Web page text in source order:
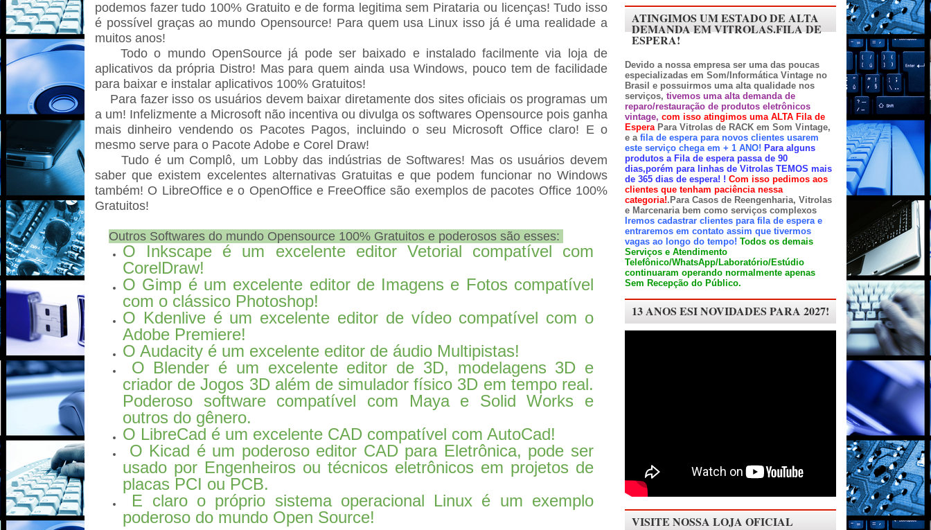
podemos fazer tudo 100% Gratuito e de forma legitima sem Pirataria ou licenças! Tudo isso
é possível graças ao mundo Opensource! Para quem usa Linux isso já é uma realidade a
muitos anos!
Todo o mundo OpenSource já pode ser baixado e instalado facilmente via loja de
aplicativos da própria Distro! Mas para quem ainda usa Windows, pouco tem de facilidade
para baixar e instalar aplicativos 100% Gratuitos!
Para fazer isso os usuários devem baixar diretamente dos sites oficiais os programas um
a um! Infelizmente a Microsoft não incentiva ou divulga os softwares Opensource pois ganha
mais dinheiro vendendo os Pacotes Pagos, incluindo o seu Microsoft Office claro! E o
mesmo serve para o Pacote Adobe e Corel Draw!
Tudo é um Complô, um Lobby das indústrias de Softwares! Mas os usuários devem
saber que existem excelentes alternativas Gratuitas e que podem funcionar no Windows
também! O LibreOffice e o OpenOffice e FreeOffice são exemplos de pacotes Office 100%
Gratuitos!
Outros Softwares do mundo Opensource 100% Gratuitos e poderosos são esses:
O Inkscape é um excelente editor Vetorial compatível com
CorelDraw!
O Gimp é um excelente editor de Imagens e Fotos compatível
com o clássico Photoshop!
O Kdenlive é um excelente editor de vídeo compatível com o
Adobe Premiere!
O Audacity é um excelente editor de áudio Multipistas!
O Blender é um excelente editor de 3D, modelagens 3D e
criador de Jogos 3D além de simulador físico 3D em tempo real.
Poderoso software compatível com Maya e Solid Works e
outros do gênero.
O LibreCad é um excelente CAD compatível com AutoCad!
O Kicad é um poderoso editor CAD para Eletrônica, pode ser
usado por Engenheiros ou técnicos eletrônicos em projetos de
placas PCI ou PCB.
E claro o próprio sistema operacional Linux é um exemplo
poderoso do mundo Open Source!
ATINGIMOS UM ESTADO DE ALTA
DEMANDA EM VITROLAS.FILA DE
ESPERA!
Devido a nossa empresa ser uma das poucas
especializadas em Som/Informática Vintage no
Brasil e possuirmos uma alta qualidade nos
serviços, tivemos uma alta demanda de
reparo/restauração de produtos eletrônicos
vintage, com isso atingimos uma ALTA Fila de
Espera Para Vitrolas de RACK em Som Vintage,
e afila de espera para novos clientes usarem
este serviço chega em + 1 ANO! Para alguns
produtos a Fila de espera passa de 90
dias,porém para linhas de Vitrolas TEMOS mais
de 365 dias de espera! ! Com isso pedimos aos
clientes que tenham paciência nessa
categoria!.Para Casos de Reengenharia, Vitrolas
e Marcenaria bem como serviços complexos
Iremos cadastrar clientes para fila de espera e
entraremos em contato assim que tivermos
vagas ao longo do tempo! Todos os demais
Serviços e Atendimento
Telefônico/WhatsApp/Laboratório/Estúdio
continuaram operando normalmente apenas
Sem Recepção do Público.
13 ANOS ESI NOVIDADES PARA 2027!
VISITE NOSSA LOJA OFICIAL